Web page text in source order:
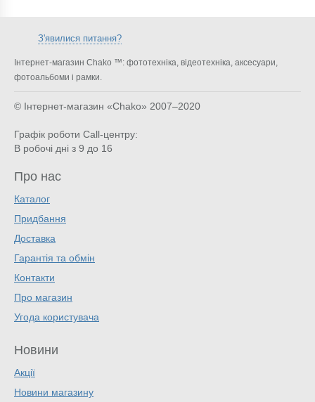
З'явилися питання?
Інтернет-магазин Chako ™: фототехніка, відеотехніка, аксесуари,
фотоальбоми і рамки.
© Інтернет-магазин «Chako» 2007–2020
Графік роботи Call-центру:
В робочі дні з 9 до 16
Про нас
Каталог
Придбання
Доставка
Гарантія та обмін
Контакти
Про магазин
Угода користувача
Новини
Акції
Новини магазину